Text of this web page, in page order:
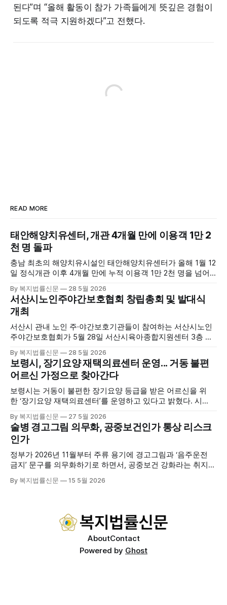
된다”며 “올해 활동이 참가 가족들에게 뜻깊은 경험이
되도록 적극 지원하겠다”고 전했다.
READ MORE
태안해양치유센터, 개관 4개월 만에 이용객 1만 2
천 명 돌파
충남 최초의 해양치유시설인 태안해양치유센터가 올해 1월 12
일 정식개관 이후 4개월 만에 누적 이용객 1만 2천 명을 넘어
양자원을 활용한 맞춤형 프로그램과 차별화된 웰니스 콘텐츠
를 선보이며 관광객과 군민의 발길을 끌고 있다. 센터는 염지
하수, 피트 등 태안의 청정 해양자원을 활용해 몸과 마음의 회
복을 돕는 다양한 프로그램을 운영하고
By 복지법률신문 28 5월 2026
서산시노인주야간보호협회 창립총회 및 발대식
개최
서산시 관내 노인 주·야간보호기관들이 참여하는 서산시노인
주야간보호협회가 5월 28일 서산시육아종합지원센터 3층 공
행사에는 서산시 관내 주·야간보호기관 관계자와 종사자, 유관
기관 내빈 등 약 100여명이 참석했으며, 서산시청 관계자, 서
산시노인복지시설협회, 서산시재가복지협회, 서산시사회복지
사협회 등 지역 노인복지 관련 기관 관계자들이 함께해 협회
출범을 축하했다. 서산시노인주야간보호협회는 서산시 소재
By 복지법률신문 28 5월 2026
보령시, 장기요양 재택의료센터 운영... 거동 불편
어르신 가정으로 찾아간다
보령시는 거동이 불편한 장기요양 등급을 받은 어르신을 위
한 ‘장기요양 재택의료센터’를 운영하고 있다고 밝혔다. 시
고 본격적인 서비스 제공에 나서고 있다. 재택의료센터
는 (한)의사가 거동 불편으로 의료기관 이용이 어렵다고 판단
한 장기요양 등급자를 대상으로, (한)의사·간호사·사회복지사
로 구성된 다학제 팀이 직접 가정을 방문해 건강관리서비스
를 제공하는
By 복지법률신문 27 5월 2026
술병 경고그림 의무화, 공중보건인가 통상 리스크
인가
정부가 2026년 11월부터 주류 용기에 경고그림과 ‘음주운전
금지’ 문구를 의무화하기로 하면서, 공중보건 강화라는 취지와
도는 국제 통상 규범, 영세업체 부담, 소비자 선택권 등 다양한
By 복지법률신문 15 5월 2026
AboutContact
Powered by Ghost